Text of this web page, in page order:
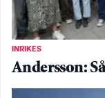
INRIKES
Andersson: